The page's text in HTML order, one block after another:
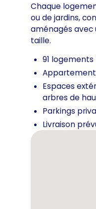
Chaque
ou de jardins,
aménagés avec
taille.
91
Espaces
arbres de
Parkings
Livraison